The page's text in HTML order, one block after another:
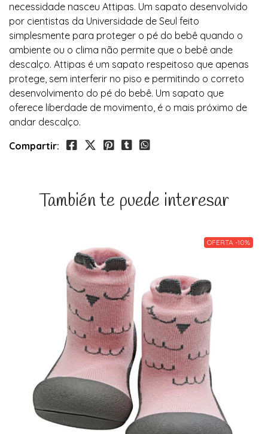
necessidade nasceu Attipas. Um sapato desenvolvido
por cientistas da Universidade de Seul feito
simplesmente para proteger o pé do bebê quando o
ambiente ou o clima não permite que o bebê ande
descalço. Attipas é um sapato respeitoso que apenas
protege, sem interferir no piso e permitindo o correto
desenvolvimento do pé do bebê. Um sapato que
oferece liberdade de movimento, é o mais próximo de
andar descalço.
Compartir:
También te puede interesar
OFERTA -10%